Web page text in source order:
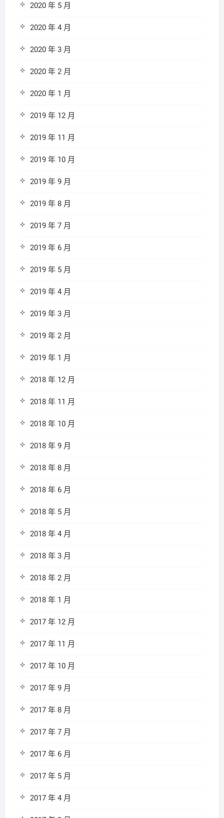
2020 年 5 月
2020 年 4 月
2020 年 3 月
2020 年 2 月
2020 年 1 月
2019 年 12 月
2019 年 11 月
2019 年 10 月
2019 年 9 月
2019 年 8 月
2019 年 7 月
2019 年 6 月
2019 年 5 月
2019 年 4 月
2019 年 3 月
2019 年 2 月
2019 年 1 月
2018 年 12 月
2018 年 11 月
2018 年 10 月
2018 年 9 月
2018 年 8 月
2018 年 6 月
2018 年 5 月
2018 年 4 月
2018 年 3 月
2018 年 2 月
2018 年 1 月
2017 年 12 月
2017 年 11 月
2017 年 10 月
2017 年 9 月
2017 年 8 月
2017 年 7 月
2017 年 6 月
2017 年 5 月
2017 年 4 月